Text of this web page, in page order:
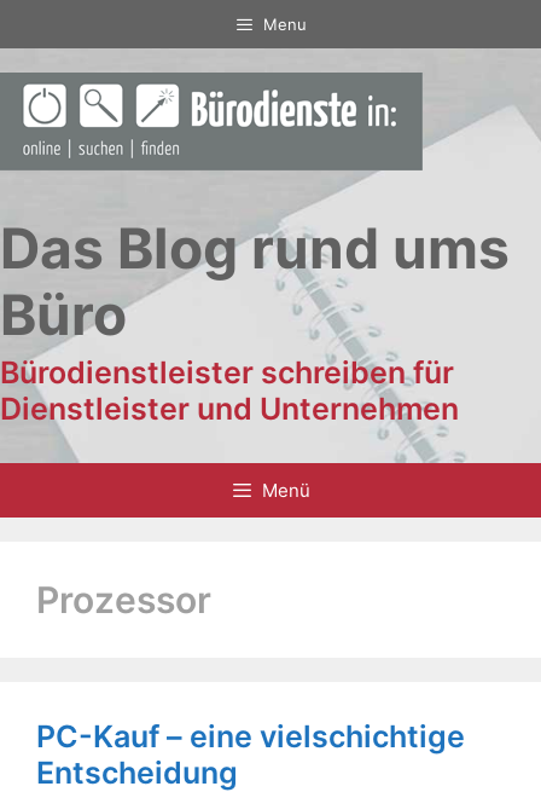
Inhalt
springen
Menu
Das Blog rund ums
Büro
Bürodienstleister schreiben für
Dienstleister und Unternehmen
Menü
Prozessor
PC-Kauf – eine vielschichtige
Entscheidung